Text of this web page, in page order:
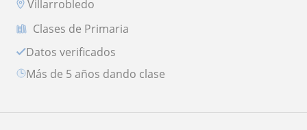
Villarrobledo
Clases de Primaria
Datos verificados
más de 5 años dando clase